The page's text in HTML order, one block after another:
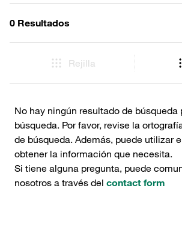
0 Resultados
Rejilla
No hay ningún resultado de búsqueda
búsqueda. Por favor, revise la
de búsqueda. Además, puede utilizar
obtener la información que necesita.
Si tiene alguna pregunta, puede
nosotros a través del contact form